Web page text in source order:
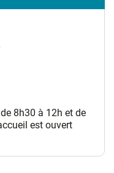
dans un
8h30 à 12h et de
est ouvert